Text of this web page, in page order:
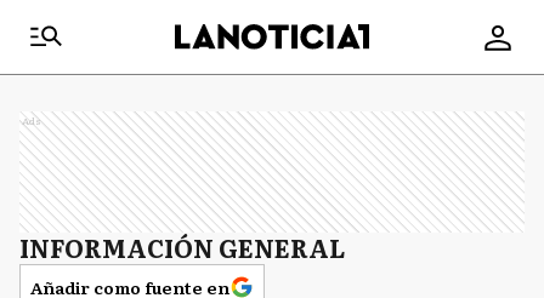
Ads
INFORMACIÓN GENERAL
Añadir como fuente en